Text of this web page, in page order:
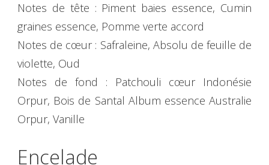
Notes de tête : Piment baies essence, Cumin
graines essence, Pomme verte accord
Notes de cœur : Safraleine, Absolu de feuille de
violette, Oud
Notes de fond : Patchouli cœur Indonésie
Orpur, Bois de Santal Album essence Australie
Orpur, Vanille
Encelade